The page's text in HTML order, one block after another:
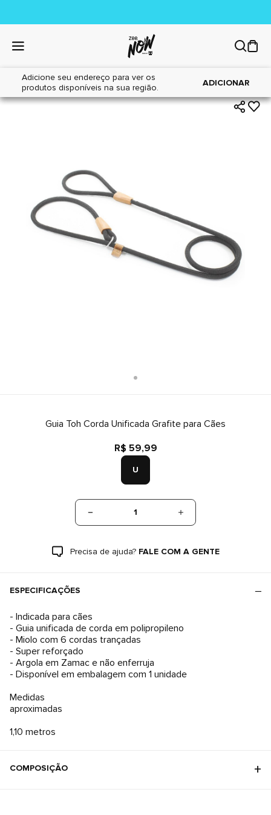
Adicione seu endereço para ver os
produtos disponíveis na sua região.
ADICIONAR
Home|Cães|Acessórios
Guia Toh Corda Unificada Grafite para Cães
R$ 59,99
U
1
Precisa de ajuda? FALE COM A GENTE
ESPECIFICAÇÕES
- Indicada para cães
- Guia unificada de corda em polipropileno
- Miolo com 6 cordas trançadas
- Super reforçado
- Argola em Zamac e não enferruja
- Disponível em embalagem com 1 unidade
Medidas
aproximadas
1,10 metros
COMPOSIÇÃO